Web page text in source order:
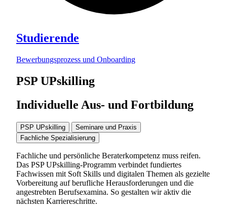
Studierende
Bewerbungsprozess und Onboarding
PSP UPskilling
Individuelle Aus- und Fortbildung
PSP UPskilling
Seminare und Praxis
Fachliche Spezialisierung
Fachliche und persönliche Beraterkompetenz muss reifen.
Das PSP UPskilling-Programm verbindet fundiertes
Fachwissen mit Soft Skills und digitalen Themen als gezielte
Vorbereitung auf berufliche Herausforderungen und die
angestrebten Berufsexamina. So gestalten wir aktiv die
nächsten Karriereschritte.